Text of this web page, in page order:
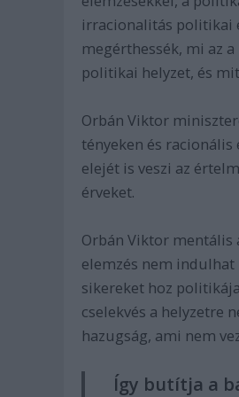
irracionalitás politikai
megérthessék, mi az
politikai helyzet, és
Orbán Viktor
tényeken és
elejét is veszi az
érveket.
Orbán Viktor mentális
elemzés nem indulhat
sikereket hoz
cselekvés a helyzetre
hazugság, ami nem
Így butítja a